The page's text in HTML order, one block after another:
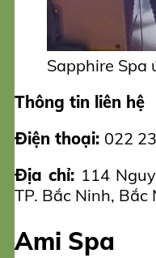
Sapphire Spa
Thông tin liên hệ
Điện thoại: 022
Địa chỉ: 114
TP. Bắc Ninh, Bắc
Ami Spa